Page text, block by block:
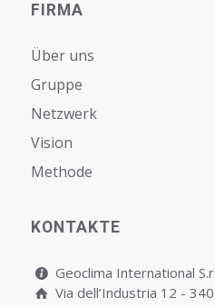
FIRMA
Über uns
Gruppe
Netzwerk
Vision
Мethode
KONTAKTE
Geoclima International
Via dell’Industria 12 -